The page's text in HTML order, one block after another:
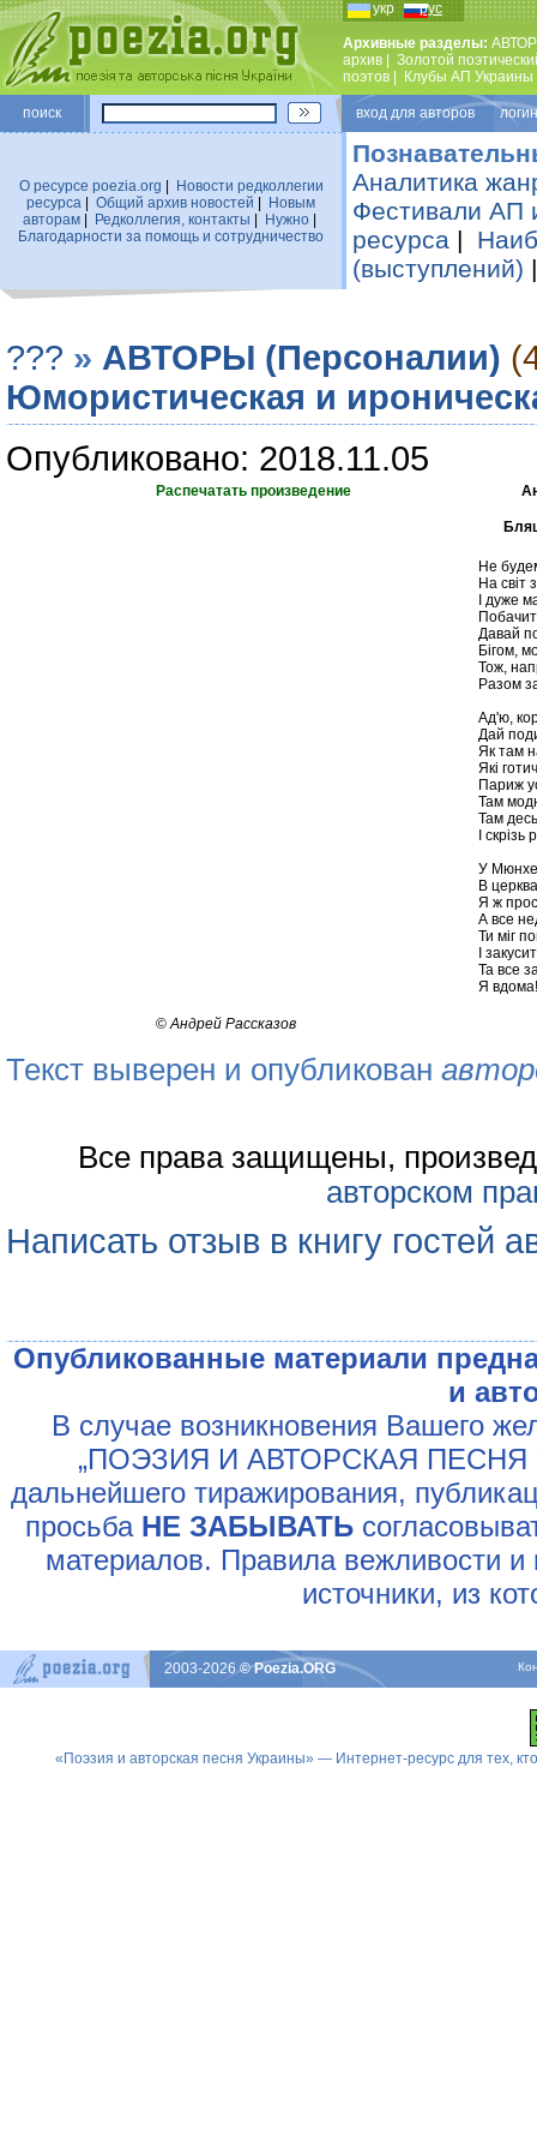
укр рус
Архивные разделы:
архив
Золотой
поэтов
Клубы АП Украины
поиск вход для авторов
О ресурсе poezia.org
Новости редколлегии
ресурса
Общий архив новостей
Новым
авторам| Редколлегия, контакты Нужно|
Благодарности за помощь и сотрудничество
Аналитика
Фестивали АП
ресурса |
(выступлений)
??? » АВТОРЫ (Персоналии)
Юмористическая и
Опубликовано: 2018.11.05
Распечатать произведение
Не
На світ
І дуже
Давай
Бігом,
Тож,
Разом
Ад'ю,
Дай
Як там
Які
Париж
Там
Там
І
У
В
Я ж
А все
Ти міг
І
Та все
Я
©Андрей Рассказов
Текст выверен и опубликован
Все права защищены,
авторском
Написать отзыв в книгу гостей
Опубликованные материали
и
В случае возникновения Вашего
„ПОЭЗИЯ И АВТОРСКАЯ ПЕСНЯ
дальнейшего тиражирования,
просьба НЕ ЗАБЫВАТЬ
материалов. Правила вежливости и
источники, из
2003-2026© Poezia.ORG
«Поэзия и авторская песня Украины» — Интернет-ресурс для тех,